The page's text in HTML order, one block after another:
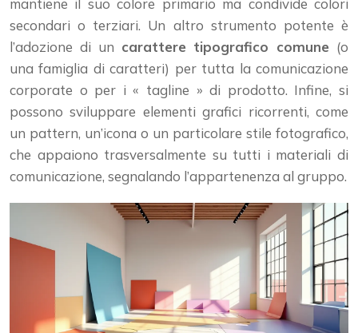
mantiene il suo colore primario ma condivide colori
secondari o terziari. Un altro strumento potente è
l’adozione di un carattere tipografico comune (o
una famiglia di caratteri) per tutta la comunicazione
corporate o per i « tagline » di prodotto. Infine, si
possono sviluppare elementi grafici ricorrenti, come
un pattern, un’icona o un particolare stile fotografico,
che appaiono trasversalmente su tutti i materiali di
comunicazione, segnalando l’appartenenza al gruppo.